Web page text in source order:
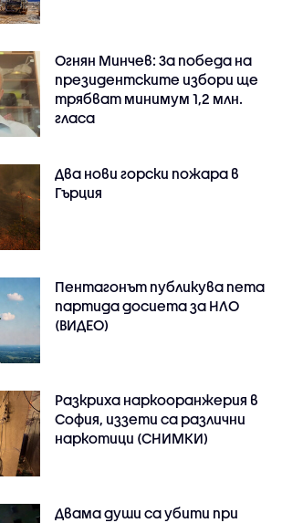
Огнян Минчев: За победа на
президентските избори ще
трябват минимум 1,2 млн.
гласа
Два нови горски пожара в
Гърция
Пентагонът публикува пета
партида досиета за НЛО
(ВИДЕО)
Разкриха наркооранжерия в
София, иззети са различни
наркотици (СНИМКИ)
Двама души са убити при